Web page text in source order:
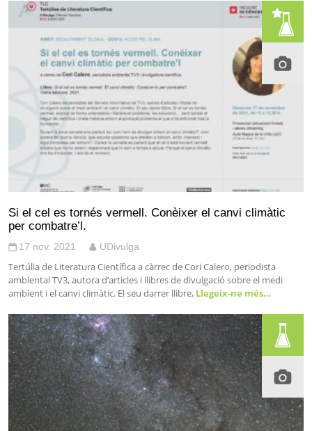
Si el cel es tornés vermell. Conèixer el canvi climàtic
per combatre’l.
17 nov. 2021 UDivulga
Tertúlia de Literatura Científica a càrrec de Cori Calero, periodista
ambiental TV3, autora d’articles i llibres de divulgació sobre el medi
ambient i el canvi climàtic. El seu darrer llibre, Llegeix-ne més…